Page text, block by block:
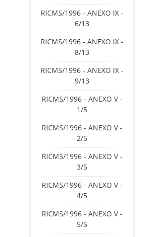
RICMS/1996 - ANEXO IX -
6/13
RICMS/1996 - ANEXO IX -
8/13
RICMS/1996 - ANEXO IX -
9/13
RICMS/1996 - ANEXO V -
1/5
RICMS/1996 - ANEXO V -
2/5
RICMS/1996 - ANEXO V -
3/5
RICMS/1996 - ANEXO V -
4/5
RICMS/1996 - ANEXO V -
5/5